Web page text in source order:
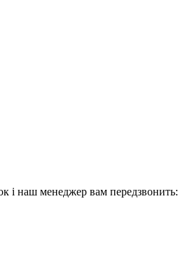
і наш менеджер вам передзвонить: